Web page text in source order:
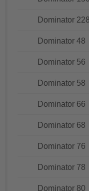
Dominator 228
Dominator 48
Dominator 56
Dominator 58
Dominator 66
Dominator 68
Dominator 76
Dominator 78
Dominator 80